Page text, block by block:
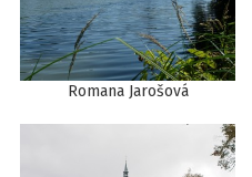
Romana Jarošová